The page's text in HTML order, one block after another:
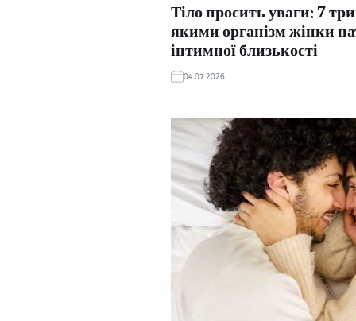
Тіло просить уваги: 7
якими організм жінки
інтимної близькості
04.07.2026